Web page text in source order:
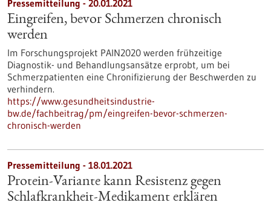
Pressemitteilung - 20.01.2021
Eingreifen, bevor Schmerzen chronisch
werden
Im Forschungsprojekt PAIN2020 werden frühzeitige
Diagnostik- und Behandlungsansätze erprobt, um bei
Schmerzpatienten eine Chronifizierung der Beschwerden zu
verhindern.
https://www.gesundheitsindustrie-
bw.de/fachbeitrag/pm/eingreifen-bevor-schmerzen-
chronisch-werden
Pressemitteilung - 18.01.2021
Protein-Variante kann Resistenz gegen
Schlafkrankheit-Medikament erklären